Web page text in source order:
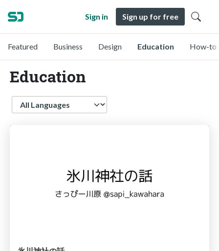
Sign in Sign up for free
Featured Business Design Education How-to
Education
Language